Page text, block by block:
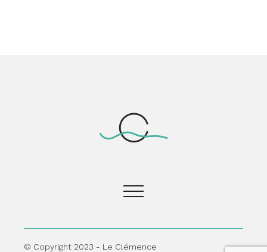
© Copyright 2023 - Le Clémence